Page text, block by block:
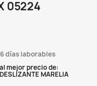
05224
días laborables
mejor precio de:
MARELIA